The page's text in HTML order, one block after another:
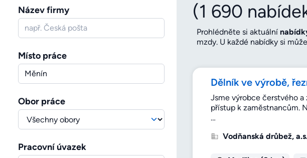
Název firmy
Místo práce
Obor práce
Pracovní úvazek
(1 690
Prohlédněte si aktuální
mzdy. U každé nabídky si
Dělník ve výrobě,
Jsme výrobce čerstvého
přístup k zaměstnancům.
…
Vodňanská drůbež,